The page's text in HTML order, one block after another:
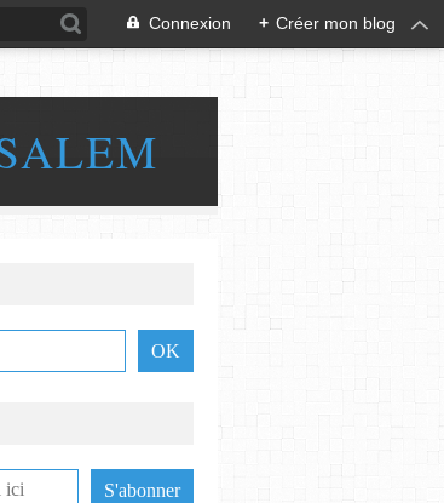
Connexion + Créer mon blog